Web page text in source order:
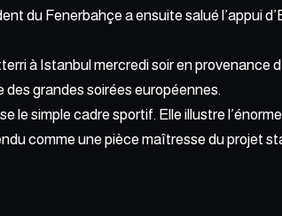
du Fenerbahçe a ensuite salué l’appui
à Istanbul mercredi soir en provenance
des grandes soirées européennes.
le simple cadre sportif. Elle illustre
comme une pièce maîtresse du projet